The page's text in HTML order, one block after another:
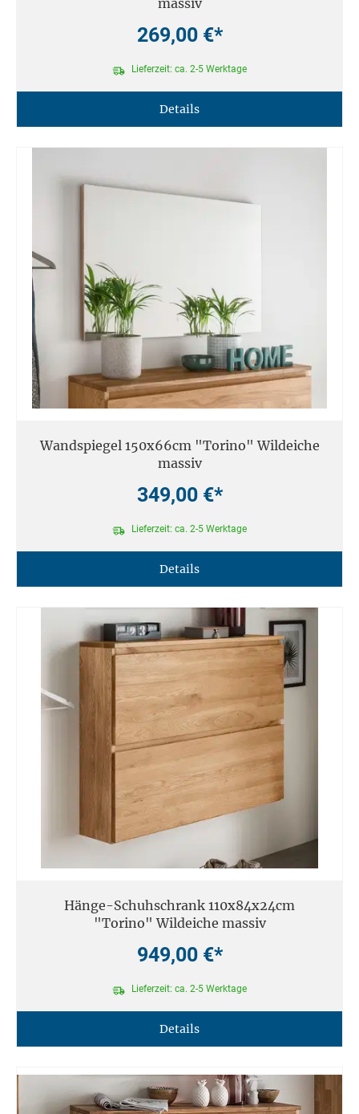
massiv
269,00 €*
Lieferzeit: ca. 2-5 Werktage
Details
Wandspiegel 150x66cm "Torino" Wildeiche
massiv
349,00 €*
Lieferzeit: ca. 2-5 Werktage
Details
Hänge-Schuhschrank 110x84x24cm
"Torino" Wildeiche massiv
949,00 €*
Lieferzeit: ca. 2-5 Werktage
Details